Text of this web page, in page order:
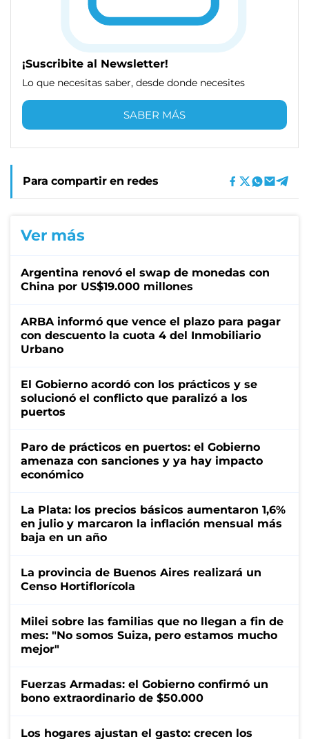
¡Suscribite al Newsletter!
Lo que necesitas saber, desde donde necesites
SABER MÁS
Para compartir en redes
Ver más
Argentina renovó el swap de monedas con
China por US$19.000 millones
ARBA informó que vence el plazo para pagar
con descuento la cuota 4 del Inmobiliario
Urbano
El Gobierno acordó con los prácticos y se
solucionó el conflicto que paralizó a los
puertos
Paro de prácticos en puertos: el Gobierno
amenaza con sanciones y ya hay impacto
económico
La Plata: los precios básicos aumentaron 1,6%
en julio y marcaron la inflación mensual más
baja en un año
La provincia de Buenos Aires realizará un
Censo Hortiflorícola
Milei sobre las familias que no llegan a fin de
mes: "No somos Suiza, pero estamos mucho
mejor"
Fuerzas Armadas: el Gobierno confirmó un
bono extraordinario de $50.000
Los hogares ajustan el gasto: crecen los